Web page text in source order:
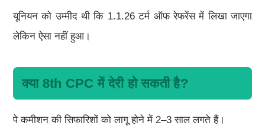
यूनियन को उम्मीद थी कि 1.1.26 टर्म ऑफ रेफरेंस में लिखा जाएगा
लेकिन ऐसा नहीं हुआ।
क्या 8th CPC में देरी हो सकती है?
पे कमीशन की सिफारिशों को लागू होने में 2–3 साल लगते हैं।